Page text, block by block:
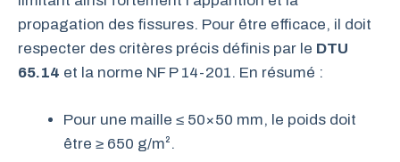
propagation des fissures. Pour être efficace, il doit
respecter des critères précis définis par le DTU
65.14 et la norme NF P 14-201. En résumé :
Pour une maille ≤ 50×50 mm, le poids doit
être ≥ 650 g/m².